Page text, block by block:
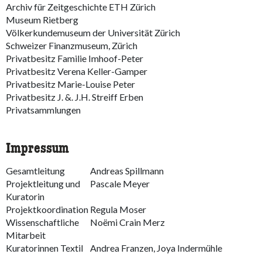
Archiv für Zeitgeschichte ETH Zürich
Museum Rietberg
Völkerkundemuseum der Universität Zürich
Schweizer Finanzmuseum, Zürich
Privatbesitz Familie Imhoof-Peter
Privatbesitz Verena Keller-Gamper
Privatbesitz Marie-Louise Peter
Privatbesitz J. &. J.H. Streiff Erben
Privatsammlungen
Impressum
Gesamtleitung
Andreas Spillmann
Projektleitung und
Kuratorin
Pascale Meyer
Projektkoordination Regula Moser
Wissenschaftliche
Mitarbeit
Noëmi Crain Merz
Kuratorinnen Textil
Andrea Franzen, Joya Indermühle